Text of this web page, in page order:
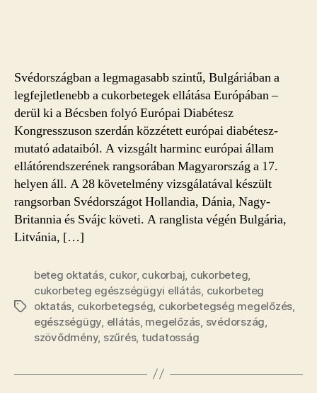
Svédországban a legmagasabb szintű, Bulgáriában a
legfejletlenebb a cukorbetegek ellátása Európában –
derül ki a Bécsben folyó Európai Diabétesz
Kongresszuson szerdán közzétett európai diabétesz-
mutató adataiból. A vizsgált harminc európai állam
ellátórendszerének rangsorában Magyarország a 17.
helyen áll. A 28 követelmény vizsgálatával készült
rangsorban Svédországot Hollandia, Dánia, Nagy-
Britannia és Svájc követi. A ranglista végén Bulgária,
Litvánia, […]
Címkék
beteg oktatás, cukor, cukorbaj cukorbeteg
cukorbeteg egészségügyi ellátás cukorbeteg
oktatás cukorbetegség cukorbetegség megelőzés
egészségügy ellátás, megelőzás svédország
szövődmény, szűrés, tudatosság